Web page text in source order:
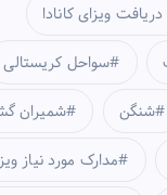
ویزای کانادا
سواحل کریستالی
شمیران شنگن
مدارک مورد نیاز